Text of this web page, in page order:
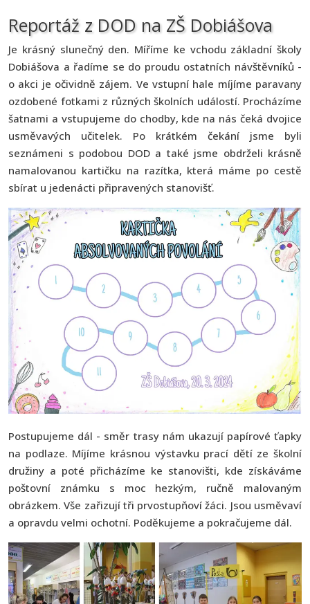
Reportáž z DOD na ZŠ Dobiášova
Je krásný slunečný den. Míříme ke vchodu základní školy
Dobiášova a řadíme se do proudu ostatních návštěvníků -
o akci je očividně zájem. Ve vstupní hale míjíme paravany
ozdobené fotkami z různých školních událostí. Procházíme
šatnami a vstupujeme do chodby, kde na nás čeká dvojice
usměvavých učitelek. Po krátkém čekání jsme byli
seznámeni s podobou DOD a také jsme obdrželi krásně
namalovanou kartičku na razítka, která máme po cestě
sbírat u jedenácti připravených stanovišť.
Postupujeme dál - směr trasy nám ukazují papírové ťapky
na podlaze. Míjíme krásnou výstavku prací dětí ze školní
družiny a poté přicházíme ke stanovišti, kde získáváme
poštovní známku s moc hezkým, ručně malovaným
obrázkem. Vše zařizují tři prvostupňoví žáci. Jsou usměvaví
a opravdu velmi ochotní. Poděkujeme a pokračujeme dál.